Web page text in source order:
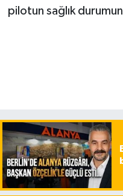
pilotun sağlık